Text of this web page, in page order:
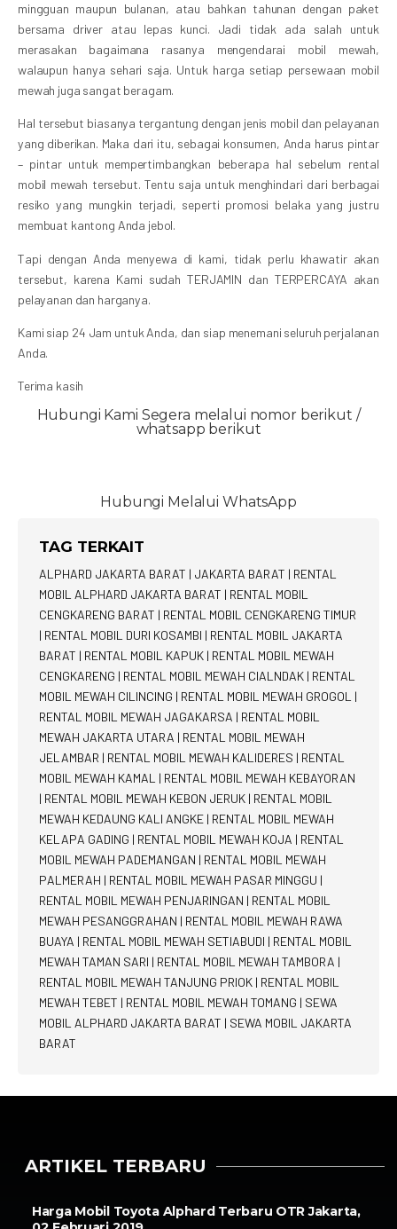
mingguan maupun bulanan, atau bahkan tahunan dengan paket
bersama driver atau lepas kunci. Jadi tidak ada salah untuk
merasakan bagaimana rasanya mengendarai mobil mewah,
walaupun hanya sehari saja. Untuk harga setiap persewaan mobil
mewah juga sangat beragam.
Hal tersebut biasanya tergantung dengan jenis mobil dan pelayanan
yang diberikan. Maka dari itu, sebagai konsumen, Anda harus pintar
– pintar untuk mempertimbangkan beberapa hal sebelum rental
mobil mewah tersebut. Tentu saja untuk menghindari dari berbagai
resiko yang mungkin terjadi, seperti promosi belaka yang justru
membuat kantong Anda jebol.
Tapi dengan Anda menyewa di kami, tidak perlu khawatir akan
tersebut, karena Kami sudah TERJAMIN dan TERPERCAYA akan
pelayanan dan harganya.
Kami siap 24 Jam untuk Anda, dan siap menemani seluruh perjalanan
Anda.
Terima kasih
Hubungi Kami Segera melalui nomor berikut /
whatsapp berikut
Hubungi Melalui WhatsApp
TAG TERKAIT
ALPHARD JAKARTA BARAT | JAKARTA BARAT | RENTAL
MOBIL ALPHARD JAKARTA BARAT | RENTAL MOBIL
CENGKARENG BARAT | RENTAL MOBIL CENGKARENG TIMUR
| RENTAL MOBIL DURI KOSAMBI | RENTAL MOBIL JAKARTA
BARAT | RENTAL MOBIL KAPUK | RENTAL MOBIL MEWAH
CENGKARENG | RENTAL MOBIL MEWAH CIALNDAK | RENTAL
MOBIL MEWAH CILINCING | RENTAL MOBIL MEWAH GROGOL |
RENTAL MOBIL MEWAH JAGAKARSA | RENTAL MOBIL
MEWAH JAKARTA UTARA | RENTAL MOBIL MEWAH
JELAMBAR | RENTAL MOBIL MEWAH KALIDERES | RENTAL
MOBIL MEWAH KAMAL | RENTAL MOBIL MEWAH KEBAYORAN
| RENTAL MOBIL MEWAH KEBON JERUK | RENTAL MOBIL
MEWAH KEDAUNG KALI ANGKE | RENTAL MOBIL MEWAH
KELAPA GADING | RENTAL MOBIL MEWAH KOJA | RENTAL
MOBIL MEWAH PADEMANGAN | RENTAL MOBIL MEWAH
PALMERAH | RENTAL MOBIL MEWAH PASAR MINGGU |
RENTAL MOBIL MEWAH PENJARINGAN | RENTAL MOBIL
MEWAH PESANGGRAHAN | RENTAL MOBIL MEWAH RAWA
BUAYA | RENTAL MOBIL MEWAH SETIABUDI | RENTAL MOBIL
MEWAH TAMAN SARI | RENTAL MOBIL MEWAH TAMBORA |
RENTAL MOBIL MEWAH TANJUNG PRIOK | RENTAL MOBIL
MEWAH TEBET | RENTAL MOBIL MEWAH TOMANG | SEWA
MOBIL ALPHARD JAKARTA BARAT | SEWA MOBIL JAKARTA
BARAT
ARTIKEL TERBARU
Harga Mobil Toyota Alphard Terbaru OTR Jakarta,